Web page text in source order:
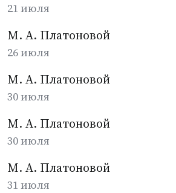
21 июля
М. А. Платоновой
26 июля
М. А. Платоновой
30 июля
М. А. Платоновой
30 июля
М. А. Платоновой
31 июля